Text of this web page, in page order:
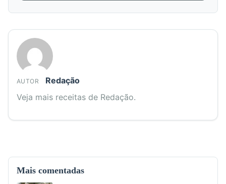
Mais comentadas
AUTOR
Redação
Veja mais receitas de Redação.